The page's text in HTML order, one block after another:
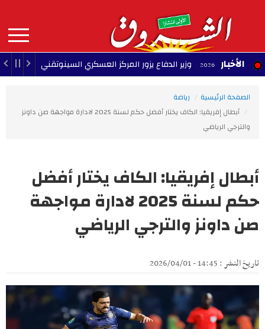
contenu
principal
MAIN
NAVIGATION الأخباروزير الدفاع يزور المركز العسكري السينوتقني 23:05 - 2026/08/07
الصفحة الرئيسية
رياضة
أبطال إفريقيا: الكاف يختار أفضل حكم لسنة 2025 لادارة مواجهة صن داونز
والترجي الرياضي
أبطال إفريقيا: الكاف يختار أفضل
حكم لسنة 2025 لادارة مواجهة
صن داونز والترجي الرياضي
تاريخ النشر : 14:45 - 2026/04/01